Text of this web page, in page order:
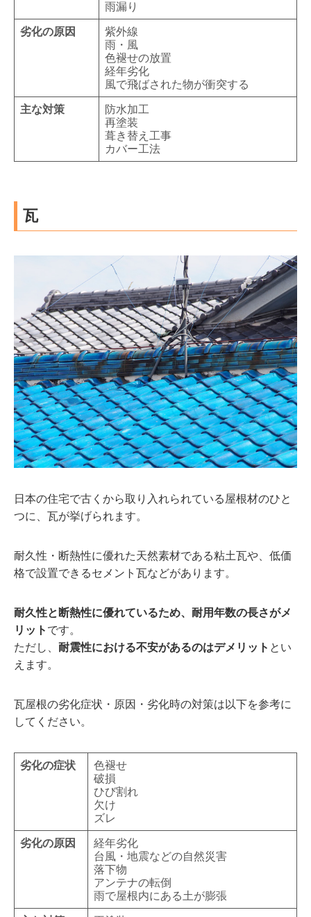
雨漏り
劣化の原因
紫外線
雨・風
色褪せの放置
経年劣化
風で飛ばされた物が衝突する
主な対策
防水加工
再塗装
葺き替え工事
カバー工法
瓦
日本の住宅で古くから取り入れられている屋根材のひと
つに、瓦が挙げられます。
耐久性・断熱性に優れた天然素材である粘土瓦や、低価
格で設置できるセメント瓦などがあります。
耐久性と断熱性に優れているため、耐用年数の長さがメ
リット です。
ただし、 耐震性における不安があるのはデメリット とい
えます。
瓦屋根の劣化症状・原因・劣化時の対策は以下を参考に
してください。
劣化の症状
色褪せ
破損
ひび割れ
欠け
ズレ
劣化の原因
経年劣化
台風・地震などの自然災害
落下物
アンテナの転倒
雨で屋根内にある土が膨張